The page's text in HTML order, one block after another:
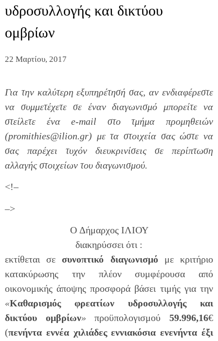
υδροσυλλογής και δικτύου
ομβρίων
22 Μαρτίου, 2017
Για την καλύτερη εξυπηρέτησή σας, αν ενδιαφέρεστε
να συμμετέχετε σε έναν διαγωνισμό μπορείτε να
στείλετε ένα e-mail στο τμήμα προμηθειών
(promithies@ilion.gr) με τα στοιχεία σας ώστε να
σας παρέχει τυχόν διευκρινίσεις σε περίπτωση
αλλαγής στοιχείων του διαγωνισμού.
<!–
–>
O Δήμαρχος ΙΛΙΟΥ
διακηρύσσει ότι :
εκτίθεται σεσυνοπτικό διαγωνισμό με κριτήριο
κατακύρωσης την πλέον συμφέρουσα από
οικονομικής άποψης προσφορά βάσει τιμής για την
«Καθαρισμός φρεατίων υδροσυλλογής και
δικτύου ομβρίων» προϋπολογισμού59.996,16€
(πενήντα εννέα χιλιάδες εννιακόσια ενενήντα έξι